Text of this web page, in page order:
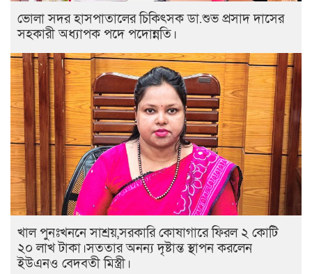
ভোলা সদর হাসপাতালের চিকিৎসক ডা.শুভ প্রসাদ দাসের
সহকারী অধ্যাপক পদে পদোন্নতি।
খাল পুনঃখননে সাশ্রয়,সরকারি কোষাগারে ফিরল ২ কোটি
২০ লাখ টাকা।সততার অনন্য দৃষ্টান্ত স্থাপন করলেন
ইউএনও বেদবতী মিস্ত্রী।